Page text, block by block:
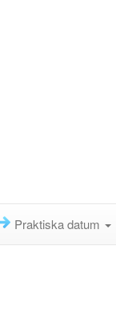
Praktiska datum